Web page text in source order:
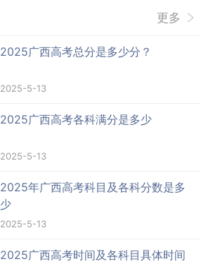
更多
2025广西高考总分是多少分？
2025-5-13
2025广西高考各科满分是多少
2025-5-13
2025年广西高考科目及各科分数是多
少
2025-5-13
2025广西高考时间及各科目具体时间